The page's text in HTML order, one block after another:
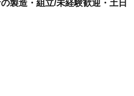
製造・組立/未経験歓迎・土日